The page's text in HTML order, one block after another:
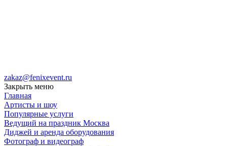
zakaz@fenixevent.ru
Закрыть меню
Главная
Артисты и шоу
Популярные услуги
Ведущий на праздник Москва
Диджей и аренда оборудования
Фотограф и видеограф